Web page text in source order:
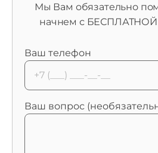
Мы Вам обязательно
начнем с БЕСПЛАТНОЙ
Ваш телефон
Ваш вопрос